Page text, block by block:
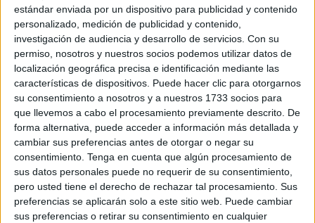
estándar enviada por un dispositivo para publicidad y contenido
personalizado, medición de publicidad y contenido,
investigación de audiencia y desarrollo de servicios. Con su
permiso, nosotros y nuestros socios podemos utilizar datos de
localización geográfica precisa e identificación mediante las
características de dispositivos. Puede hacer clic para otorgarnos
su consentimiento a nosotros y a nuestros 1733 socios para
que llevemos a cabo el procesamiento previamente descrito. De
forma alternativa, puede acceder a información más detallada y
cambiar sus preferencias antes de otorgar o negar su
consentimiento. Tenga en cuenta que algún procesamiento de
sus datos personales puede no requerir de su consentimiento,
pero usted tiene el derecho de rechazar tal procesamiento. Sus
preferencias se aplicarán solo a este sitio web. Puede cambiar
sus preferencias o retirar su consentimiento en cualquier
Vallejo: Fer Niño avisaba de cabeza en un buen centro de
Iñigo Córdoba, que se fue a córner.
El Ceuta quedó ya hipotecado con una tarjeta amarilla a
Carlos Hernández en el minuto 7, donde ya tenía que tener
especial cuidado en el resto del partido.